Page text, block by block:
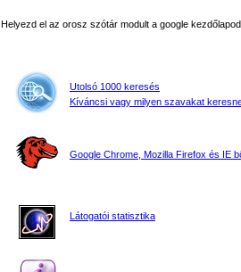
Helyezd el az orosz szótár modult a google
Utolsó 1000 keresés
Kíváncsi vagy milyen szavakat
Google Chrome, Mozilla Firefox és IE
Látogatói statisztika